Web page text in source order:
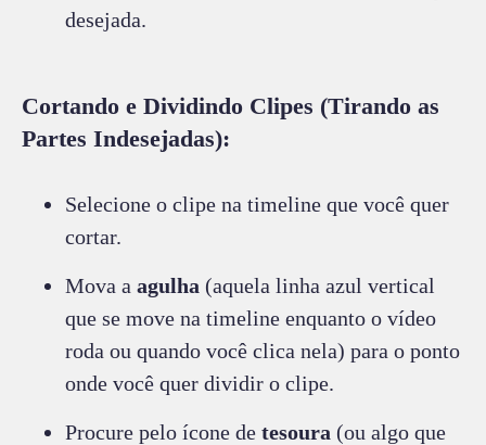
desejada.
Cortando e Dividindo Clipes (Tirando as
Partes Indesejadas):
Selecione o clipe na timeline que você quer
cortar.
Mova a agulha (aquela linha azul vertical
que se move na timeline enquanto o vídeo
roda ou quando você clica nela) para o ponto
onde você quer dividir o clipe.
Procure pelo ícone de tesoura (ou algo que